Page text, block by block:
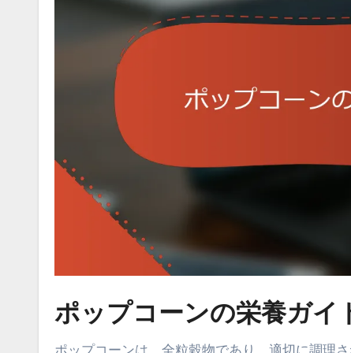
ポップコーンの栄養ガイ